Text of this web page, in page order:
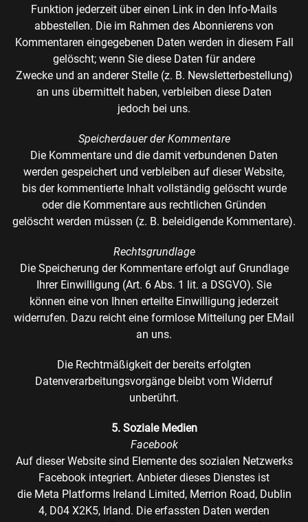
Funktion jederzeit über einen Link in den Info-Mails
abbestellen. Die im Rahmen des Abonnierens von
Kommentaren eingegebenen Daten werden in diesem Fall
gelöscht; wenn Sie diese Daten für andere
Zwecke und an anderer Stelle (z. B. Newsletterbestellung)
an uns übermittelt haben, verbleiben diese Daten
jedoch bei uns.
Speicherdauer der Kommentare
Die Kommentare und die damit verbundenen Daten
werden gespeichert und verbleiben auf dieser Website,
bis der kommentierte Inhalt vollständig gelöscht wurde
oder die Kommentare aus rechtlichen Gründen
gelöscht werden müssen (z. B. beleidigende Kommentare).
Rechtsgrundlage
Die Speicherung der Kommentare erfolgt auf Grundlage
Ihrer Einwilligung (Art. 6 Abs. 1 lit. a DSGVO). Sie
können eine von Ihnen erteilte Einwilligung jederzeit
widerrufen. Dazu reicht eine formlose Mitteilung per EMail
an uns.
Die Rechtmäßigkeit der bereits erfolgten
Datenverarbeitungsvorgänge bleibt vom Widerruf
unberührt.
5. Soziale Medien
Facebook
Auf dieser Website sind Elemente des sozialen Netzwerks
Facebook integriert. Anbieter dieses Dienstes ist
die Meta Platforms Ireland Limited, Merrion Road, Dublin
4, D04 X2K5, Irland. Die erfassten Daten werden